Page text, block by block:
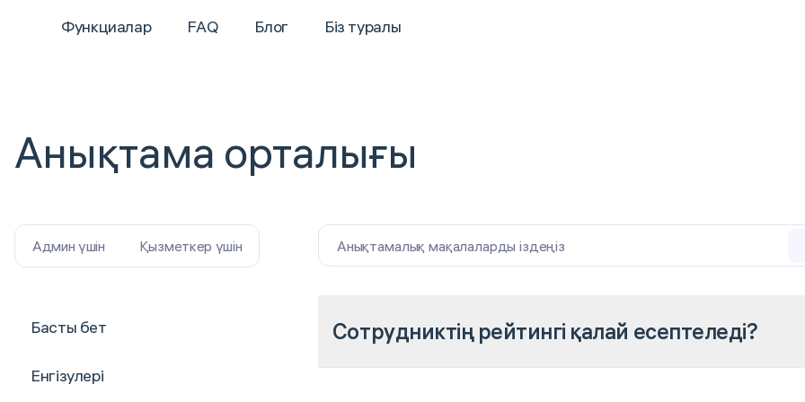
Функциалар FAQ Блог Біз туралы
Анықтама орталығы
Админ үшін Қызметкер үшін
Басты бет
Енгізулері
Анықтамалық мақалаларды іздеңіз
Сотрудниктің рейтингі қалай есептеледі?